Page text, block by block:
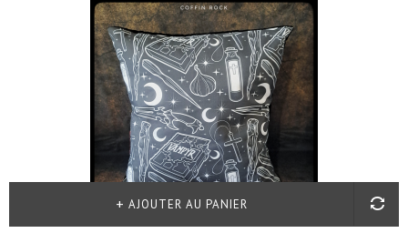
AJOUTER AU PANIER